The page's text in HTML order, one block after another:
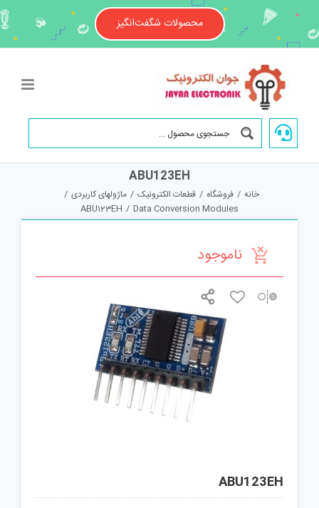
content
محصولات شگفت‌انگیز
ABU123EH
خانه / فروشگاه / قطعات الکترونیک / ماژولهای کاربردی /
Data Conversion Modules
/
ABU123EH
ناموجود
ABU123EH